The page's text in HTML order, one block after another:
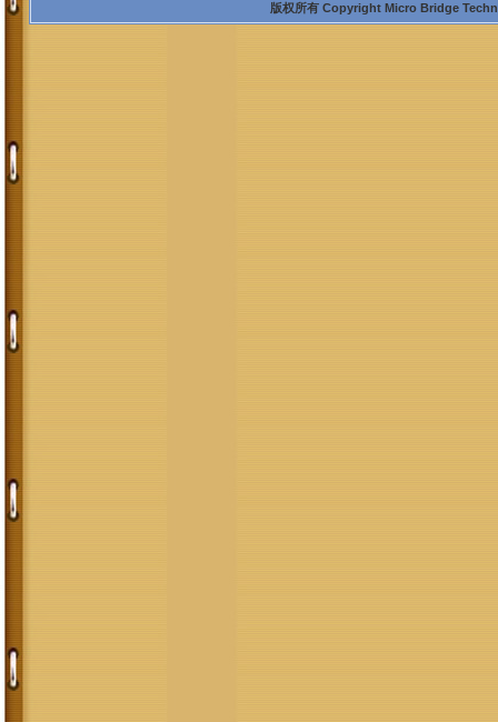
版权所有 Copyright Micro Bridge